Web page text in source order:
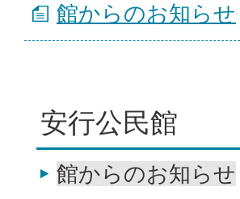
館からのお知らせ
安行公民館
館からのお知らせ